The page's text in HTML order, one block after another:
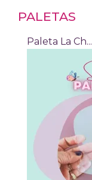
PALETAS
Paleta La Ch...